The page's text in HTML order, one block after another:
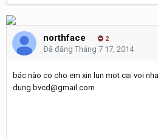
northface 2
Đã đăng Tháng 7 17, 2014
bác nào co cho em xin lun mot cai voi
dung.bvcd@gmail.com